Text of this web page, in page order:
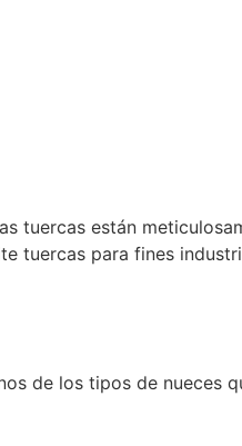
tuercas están
tuercas para fines
de los tipos de nueces